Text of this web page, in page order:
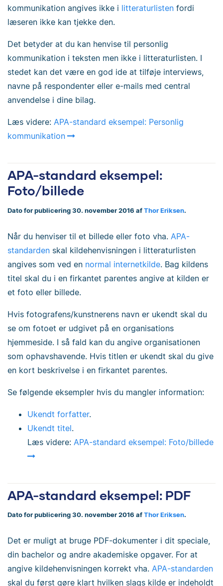
kommunikation angives ikke i litteraturlisten fordi
læseren ikke kan tjekke den.
Det betyder at du kan henvise til personlig
kommunikation i teksten men ikke i litteraturlisten. I
stedet kan det være en god ide at tilføje interviews,
navne på respondenter eller e-mails med central
anvendelse i dine bilag.
Læs videre: APA-standard eksempel: Personlig
kommunikation
APA-standard eksempel:
Foto/billede
Dato for publicering 30. november 2016 af Thor Eriksen.
Når du henviser til et billede eller foto vha. APA-
standarden skal kildehenvisningen i litteraturlisten
angives som ved en normal internetkilde. Bag kildens
titel skal du i en firkantet parentes angive at kilden er
et foto eller billede.
Hvis fotografens/kunstnerens navn er ukendt skal du
se om fotoet er udgivet på en organisations
hjemmeside. I så fald kan du angive organisationen
som ophavshavende. Hvis titlen er ukendt skal du give
en kort beskrivelse i en firkantet parentes.
Se følgende eksempler hvis du mangler information:
Ukendt forfatter.
Ukendt titel.
Læs videre: APA-standard eksempel: Foto/billede
APA-standard eksempel: PDF
Dato for publicering 30. november 2016 af Thor Eriksen.
Det er muligt at bruge PDF-dokumenter i dit speciale,
din bachelor og andre akademiske opgaver. For at
angive kildehenvisningen korrekt vha. APA-standarden
skal du først gøre klart hvilken slags kilde er indeholdt